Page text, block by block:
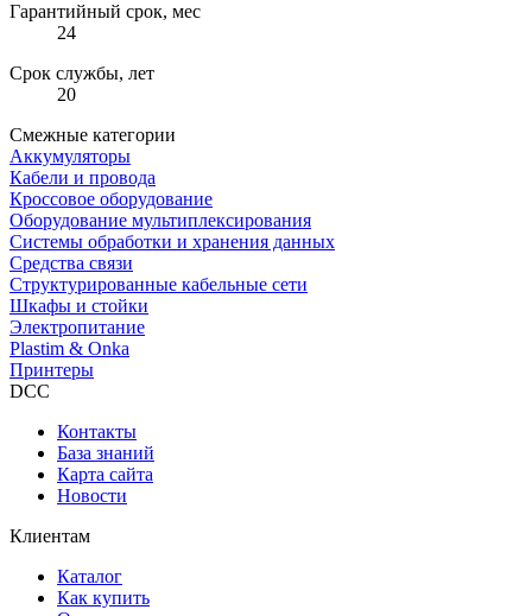
Гарантийный срок, мес
24
Срок службы, лет
20
Смежные категории
Аккумуляторы
Кабели и провода
Кроссовое оборудование
Оборудование мультиплексирования
Системы обработки и хранения данных
Средства связи
Структурированные кабельные сети
Шкафы и стойки
Электропитание
Plastim & Onka
Принтеры
DCC
Контакты
База знаний
Карта сайта
Новости
Клиентам
Каталог
Как купить